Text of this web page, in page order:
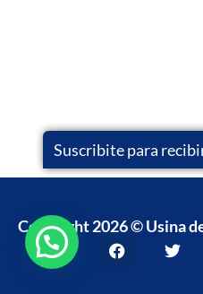
Suscribite para
Copyright 2026 © Usina